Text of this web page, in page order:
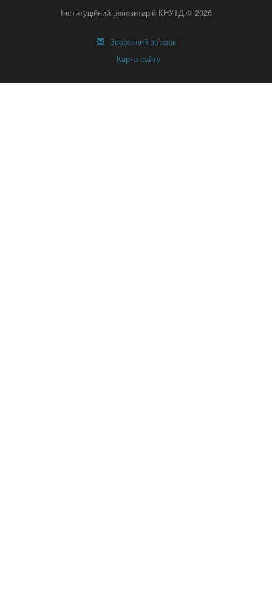
Інституційний репозитарій КНУТД © 2026
Зворотний зв’язок
Карта сайту